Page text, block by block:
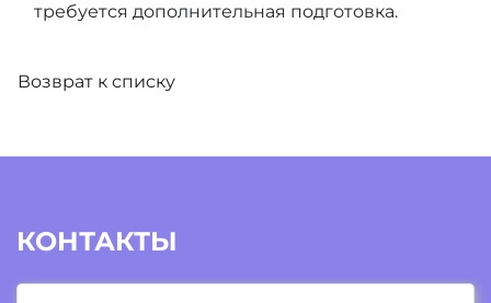
требуется дополнительная подготовка.
Возврат к списку
КОНТАКТЫ